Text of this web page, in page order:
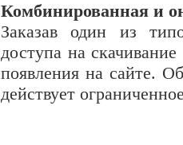
Комбинированная и
Заказав один из
доступа на
появления на сайте.
действует